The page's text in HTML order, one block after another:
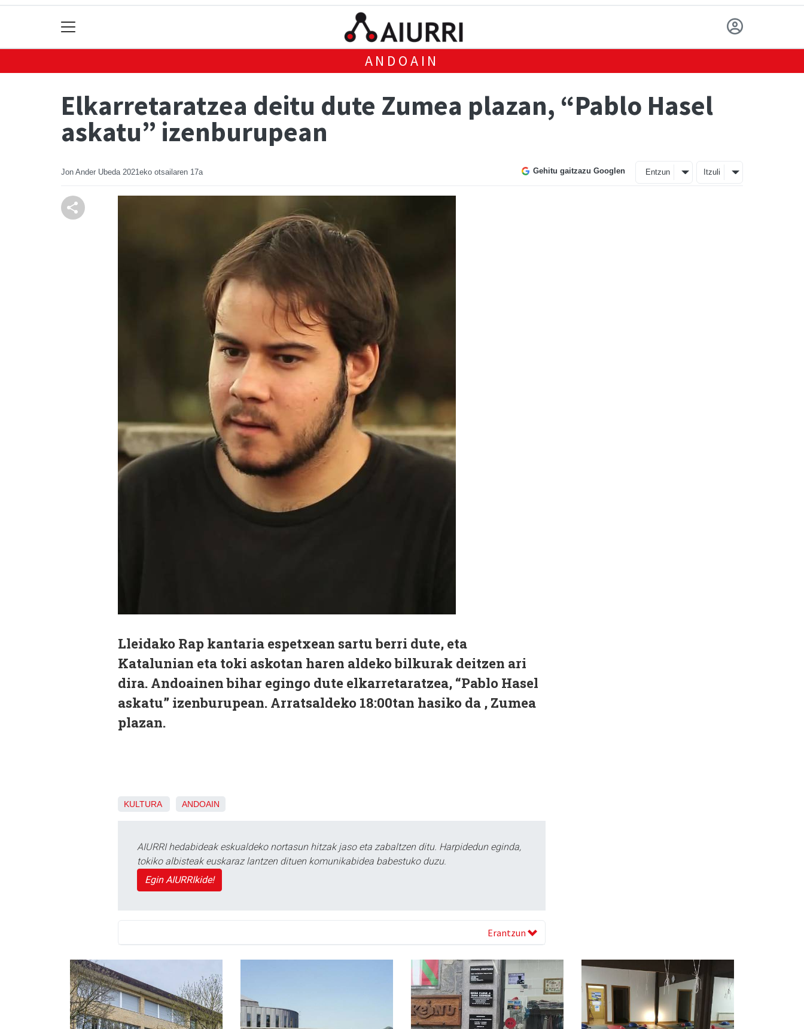
ANDOAIN
Elkarretaratzea deitu dute Zumea plazan, “Pablo Hasel
askatu” izenburupean
Jon Ander Ubeda 2021eko otsailaren 17a Gehitu gaitzazu Googlen Entzun Itzuli
Lleidako Rap kantaria espetxean sartu berri dute, eta
Katalunian eta toki askotan haren aldeko bilkurak deitzen ari
dira. Andoainen bihar egingo dute elkarretaratzea, “Pablo Hasel
askatu” izenburupean. Arratsaldeko 18:00tan hasiko da , Zumea
plazan.
KULTURA ANDOAIN
AIURRI hedabideak eskualdeko nortasun hitzak jaso eta zabaltzen ditu. Harpidedun eginda,
tokiko albisteak euskaraz lantzen dituen komunikabidea babestuko duzu.
Egin AIURRIkide!
Erantzun